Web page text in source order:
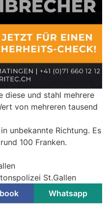
diese und stahl mehrere
von mehreren tausend
unbekannte Richtung. Es
100 Franken.
St.Gallen
Whatsapp